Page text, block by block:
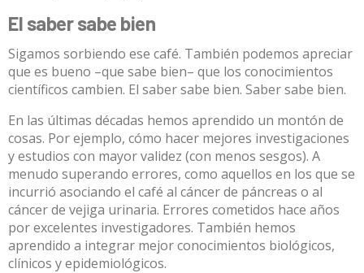
El saber sabe bien
Sigamos sorbiendo ese café. También podemos apreciar
que es bueno –que sabe bien– que los conocimientos
científicos cambien. El saber sabe bien. Saber sabe bien.
En las últimas décadas hemos aprendido un montón de
cosas. Por ejemplo, cómo hacer mejores investigaciones
y estudios con mayor validez (con menos sesgos). A
menudo superando errores, como aquellos en los que se
incurrió asociando el café al cáncer de páncreas o al
cáncer de vejiga urinaria. Errores cometidos hace años
por excelentes investigadores. También hemos
aprendido a integrar mejor conocimientos biológicos,
clínicos y epidemiológicos.